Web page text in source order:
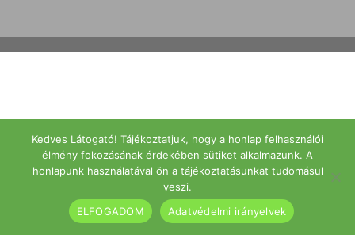
Kedves Látogató! Tájékoztatjuk, hogy a honlap felhasználói
élmény fokozásának érdekében sütiket alkalmazunk. A
honlapunk használatával ön a tájékoztatásunkat tudomásul
veszi.
ELFOGADOM
Adatvédelmi irányelvek